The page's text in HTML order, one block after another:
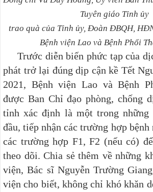
Tuyên giáo Tỉnh ủy
trao quà của Tỉnh ủy, Đoàn ĐBQH,
Bệnh viện Lao và Bệnh Phổi
Trước diễn biến phức tạp của
phát trở lại đúng dịp cận kề Tết
2021, Bệnh viện Lao và Bệnh
được Ban Chỉ đạo phòng, chống
tỉnh xác định là một trong
đầu, tiếp nhận các trường hợp
các trường hợp F1, F2 (nếu có)
theo dõi. Chia sẻ thêm về những
viện, Bác sĩ Nguyễn Trường
viện cho biết, không chỉ khó khăn